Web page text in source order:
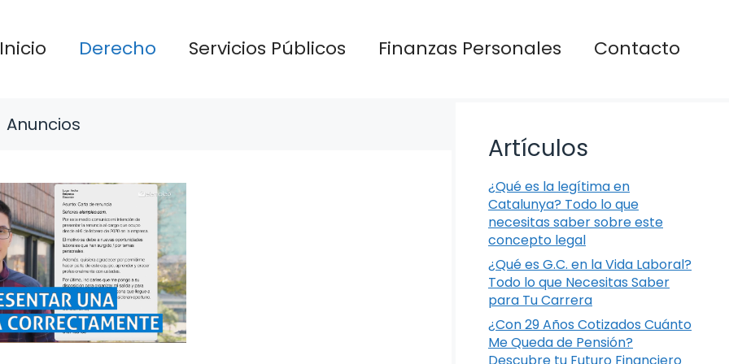
Inicio Derecho Servicios Públicos Finanzas Personales Contacto
Anuncios
Artículos
¿Qué es la legítima en
Catalunya? Todo lo que
necesitas saber sobre este
concepto legal
¿Qué es G.C. en la Vida Laboral?
Todo lo que Necesitas Saber
para Tu Carrera
¿Con 29 Años Cotizados Cuánto
Me Queda de Pensión?